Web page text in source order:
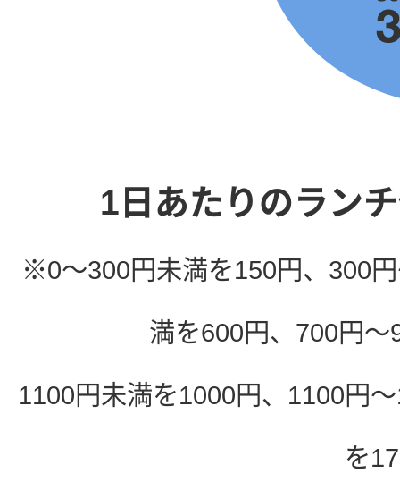
1日あたりのラン
※0～300円未満を150円、300
満を600円、700円
1100円未満を1000円、1100円
を